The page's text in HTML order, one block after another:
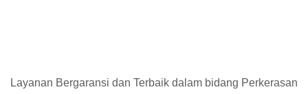
Layanan Bergaransi dan Terbaik dalam bidang Perkerasan